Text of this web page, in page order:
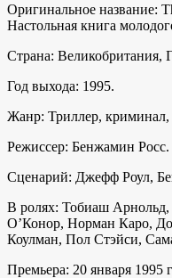
Оригинальное название:
Настольная книга
Страна: Великобритания,
Год выхода: 1995.
Жанр: Триллер, криминал,
Режиссер: Бенжамин Росс.
Сценарий: Джефф Роул,
В ролях: Тобиаш
О’Конор, Норман Каро,
Коулман, Пол Стэйси,
Премьера: 20 января 1995